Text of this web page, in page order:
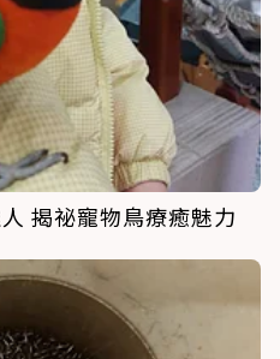
揭祕寵物鳥療癒魅力